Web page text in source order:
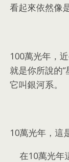
看起來依然像
100萬光年 ，
就是你所說的“
它叫銀河系。
10萬光年 ， 這
在10萬光年